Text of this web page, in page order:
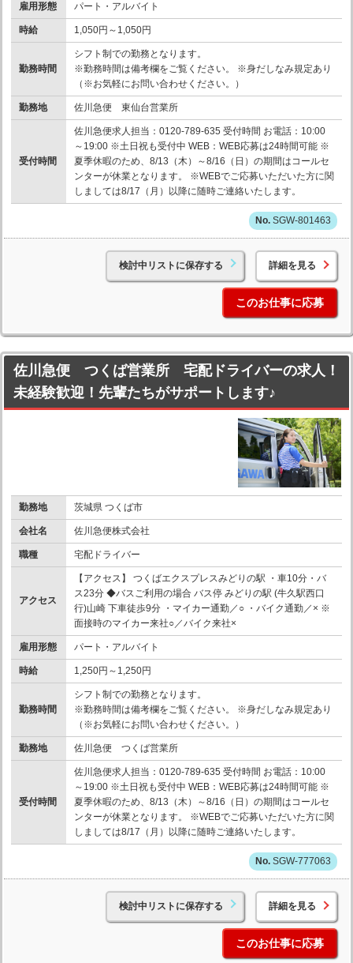
雇用形態 パート・アルバイト
時給 1,050円～1,050円
勤務時間
シフト制での勤務となります。
※勤務時間は備考欄をご覧ください。 ※身だしなみ規定あり
（※お気軽にお問い合わせください。）
勤務地 佐川急便 東仙台営業所
受付時間
佐川急便求人担当：0120-789-635 受付時間 お電話：10:00
～19:00 ※土日祝も受付中 WEB：WEB応募は24時間可能 ※
夏季休暇のため、8/13（木）～8/16（日）の期間はコールセ
ンターが休業となります。 ※WEBでご応募いただいた方に関
しましては8/17（月）以降に随時ご連絡いたします。
SGW-801463
検討中リストに保存する 詳細を見る
このお仕事に応募
佐川急便 つくば営業所 宅配ドライバーの求人！
未経験歓迎！先輩たちがサポートします♪
勤務地 茨城県 つくば市
会社名 佐川急便株式会社
職種 宅配ドライバー
アクセス
【アクセス】 つくばエクスプレスみどりの駅 ・車10分・バ
ス23分 ◆バスご利用の場合 バス停 みどりの駅 (牛久駅西口
行)山崎 下車徒歩9分 ・マイカー通勤／○ ・バイク通勤／× ※
面接時のマイカー来社○／バイク来社×
雇用形態 パート・アルバイト
時給 1,250円～1,250円
勤務時間
シフト制での勤務となります。
※勤務時間は備考欄をご覧ください。 ※身だしなみ規定あり
（※お気軽にお問い合わせください。）
勤務地 佐川急便 つくば営業所
受付時間
佐川急便求人担当：0120-789-635 受付時間 お電話：10:00
～19:00 ※土日祝も受付中 WEB：WEB応募は24時間可能 ※
夏季休暇のため、8/13（木）～8/16（日）の期間はコールセ
ンターが休業となります。 ※WEBでご応募いただいた方に関
しましては8/17（月）以降に随時ご連絡いたします。
SGW-777063
検討中リストに保存する 詳細を見る
このお仕事に応募